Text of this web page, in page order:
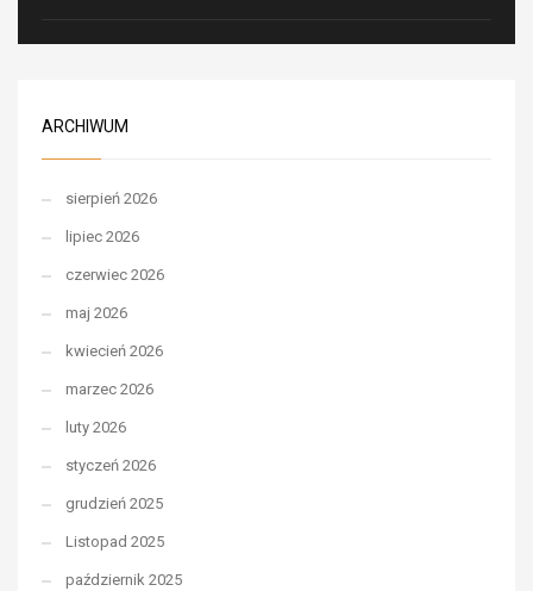
ARCHIWUM
sierpień 2026
lipiec 2026
czerwiec 2026
maj 2026
kwiecień 2026
marzec 2026
luty 2026
styczeń 2026
grudzień 2025
Listopad 2025
październik 2025